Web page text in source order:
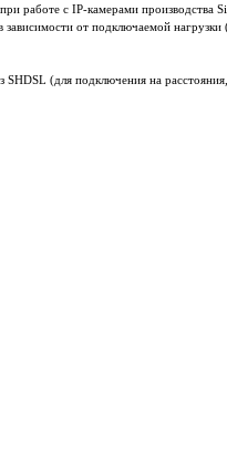
работе с IP-камерами производства
от подключаемой нагрузки
SHDSL (для подключения на